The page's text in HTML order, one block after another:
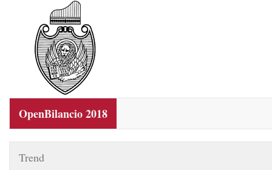
OpenBilancio 2018
Trend